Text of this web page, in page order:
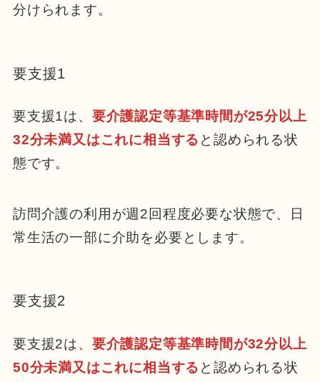
分けられます。
要支援1
要支援1は、 要介護認定等基準時間が25分以上
32分未満又はこれに相当する と認められる状
態です。
訪問介護の利用が週2回程度必要な状態で、
日
常生活の一部に介助を必要とします。
要支援2
要支援2は、 要介護認定等基準時間が32分以上
50分未満又はこれに相当する と認められる状